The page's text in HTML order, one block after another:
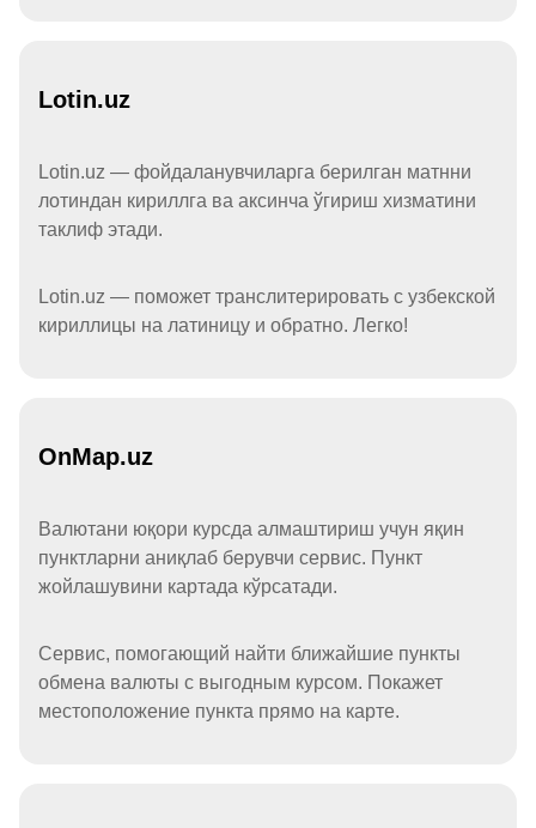
Lotin.uz
Lotin.uz — фойдаланувчиларга берилган матнни
лотиндан кириллга ва аксинча ўгириш хизматини
таклиф этади.
Lotin.uz — поможет транслитерировать с узбекской
кириллицы на латиницу и обратно. Легко!
OnMap.uz
Валютани юқори курсда алмаштириш учун яқин
пунктларни аниқлаб берувчи сервис. Пункт
жойлашувини картада кўрсатади.
Сервис, помогающий найти ближайшие пункты
обмена валюты с выгодным курсом. Покажет
местоположение пункта прямо на карте.